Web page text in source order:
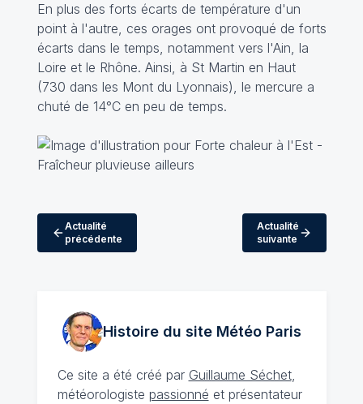
En plus des forts écarts de température d'un
point à l'autre, ces orages ont provoqué de forts
écarts dans le temps, notamment vers l'Ain, la
Loire et le Rhône. Ainsi, à St Martin en Haut
(730 dans les Mont du Lyonnais), le mercure a
chuté de 14°C en peu de temps.
Actualité
précédente
Actualité
suivante
Histoire du site MétéoParis
Ce site a été créé par Guillaume Séchet,
météorologiste passionné et présentateur